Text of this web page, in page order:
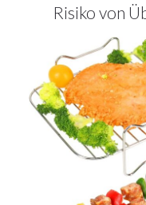
Risiko von